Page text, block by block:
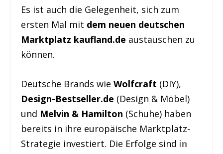
Es ist auch die Gelegenheit, sich zum
ersten Mal mit dem neuen deutschen
Marktplatz kaufland.de austauschen zu
können.
Deutsche Brands wieWolfcraft (DIY),
Design-Bestseller.de (Design & Möbel)
und Melvin & Hamilton (Schuhe) haben
bereits in ihre europäische Marktplatz-
Strategie investiert. Die Erfolge sind in